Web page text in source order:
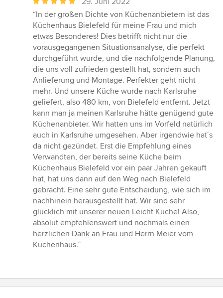
Bewertung:
5
von
5
Sternen
“In der großen Dichte von Küchenanbietern ist das
Küchenhaus Bielefeld für meine Frau und mich
etwas Besonderes! Dies betrifft nicht nur die
vorausgegangenen Situationsanalyse, die perfekt
durchgeführt wurde, und die nachfolgende Planung,
die uns voll zufrieden gestellt hat, sondern auch
Anlieferung und Montage. Perfekter geht nicht
mehr. Und unsere Küche wurde nach Karlsruhe
geliefert, also 480 km, von Bielefeld entfernt. Jetzt
kann man ja meinen Karlsruhe hätte genügend gute
Küchenanbieter. Wir hatten uns im Vorfeld natürlich
auch in Karlsruhe umgesehen. Aber irgendwie hat´s
da nicht gezündet. Erst die Empfehlung eines
Verwandten, der bereits seine Küche beim
Küchenhaus Bielefeld vor ein paar Jahren gekauft
hat, hat uns dann auf den Weg nach Bielefeld
gebracht. Eine sehr gute Entscheidung, wie sich im
nachhinein herausgestellt hat. Wir sind sehr
glücklich mit unserer neuen Leicht Küche! Also,
absolut empfehlenswert und nochmals einen
herzlichen Dank an Frau und Herrn Meier vom
Küchenhaus.”